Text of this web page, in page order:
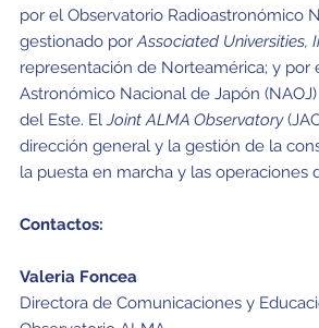
por el Observatorio Radioastronómico
gestionado porAssociated Universities,
representación de Norteamérica; y por
Astronómico Nacional de Japón
del Este. ElJoint ALMA Observatory
dirección general y la gestión de la
la puesta en marcha y las operaciones
Contactos:
Valeria Foncea
Directora de Comunicaciones y